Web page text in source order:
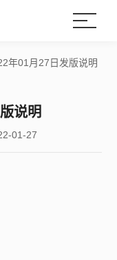
年01月27日发版说明
说明
01-27